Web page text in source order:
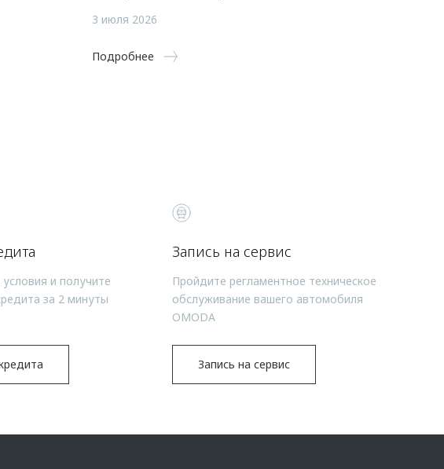
3 июля 2026
Подробнее
условия и получите
за 2 минуты
Запись на сервис
Пройдите регламентное техническое
обслуживание вашего автомобиля
OMODA
Запись на сервис